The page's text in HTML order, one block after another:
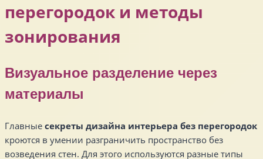
перегородок и методы
зонирования
Визуальное разделение через
материалы
Главные секреты дизайна интерьера без перегородок
кроются в умении разграничить пространство без
возведения стен. Для этого используются разные типы